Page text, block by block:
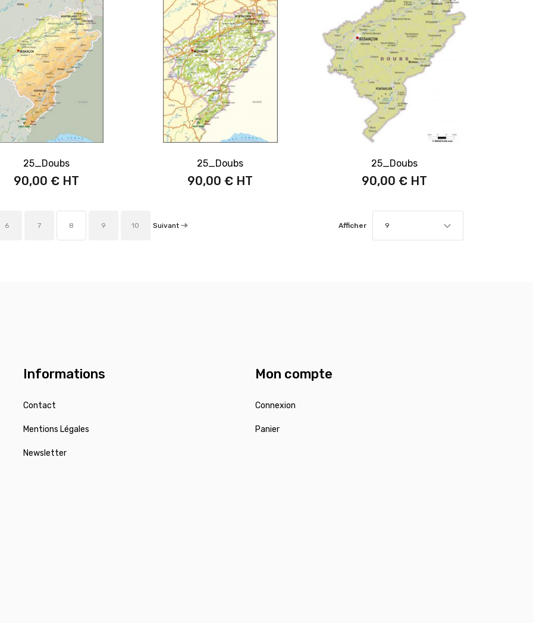
25_Doubs
90,00 €
25_Doubs
90,00 €
25_Doubs
90,00 €
Afficher 9
6 7 8 9 10 Suivant
Informations
Contact
Mentions Légales
Newsletter
Mon compte
Connexion
Panier